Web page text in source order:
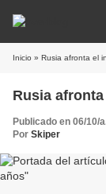
Inicio » Rusia afronta el
Rusia
Publicado en 06/10/
Por Skiper